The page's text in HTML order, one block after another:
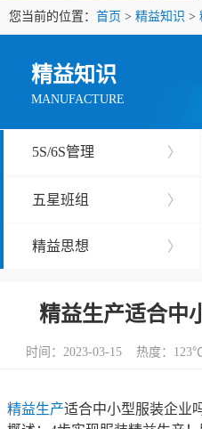
您当前的位置： 首页 > 精益知识 >
精益知识
MANUFACTURE
5S/6S管理 〉
五星班组 〉
精益思想 〉
精益生产适合中
时间：2023-03-15 热度：
精益生产适合中小型服装企业